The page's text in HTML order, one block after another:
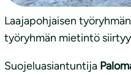
Laajapohjaisen
työryhmän mietintö
Suojeluasiantuntija